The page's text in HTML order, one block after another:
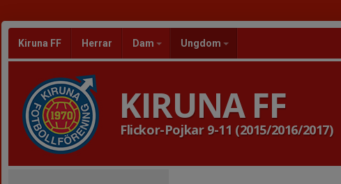
Kiruna FF Herrar Dam Ungdom
KIRUNA FF
Flickor-Pojkar 9-11 (2015/2016/2017)